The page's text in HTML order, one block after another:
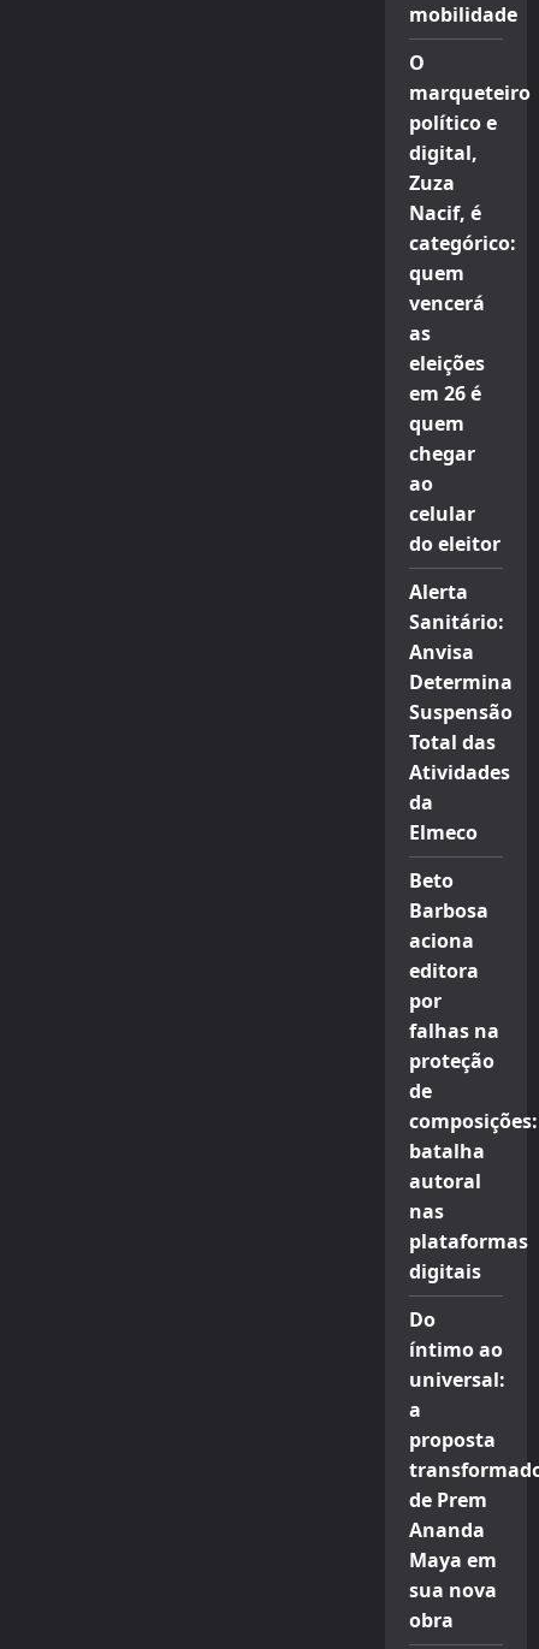
mobilidade
O
marqueteiro
político e
digital,
Zuza
Nacif, é
categórico:
quem
vencerá
as
eleições
em 26 é
quem
chegar
ao
celular
do eleitor
Alerta
Sanitário:
Anvisa
Determina
Suspensão
Total das
Atividades
da
Elmeco
Beto
Barbosa
aciona
editora
por
falhas na
proteção
de
composições:
batalha
autoral
nas
plataformas
digitais
Do
íntimo ao
universal:
a
proposta
de Prem
Ananda
Maya em
sua nova
obra